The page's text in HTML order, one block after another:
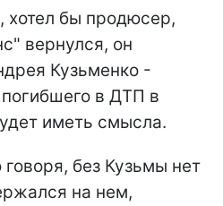
хотел бы продюсер,
вернулся, он
Кузьменко -
в ДТП в
иметь смысла.
без Кузьмы нет
на нем,